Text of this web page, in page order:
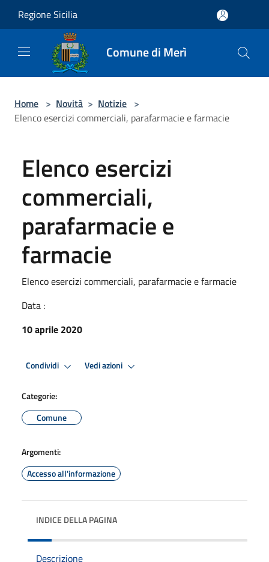
Regione Sicilia
Comune di Merì
Home > Novità > Notizie >
Elenco esercizi commerciali, parafarmacie e farmacie
Elenco esercizi
commerciali,
parafarmacie e
farmacie
Elenco esercizi commerciali, parafarmacie e farmacie
Data :
10 aprile 2020
Condividi Vedi azioni
Categorie:
Comune
Argomenti:
Accesso all'informazione
INDICE DELLA PAGINA
Descrizione